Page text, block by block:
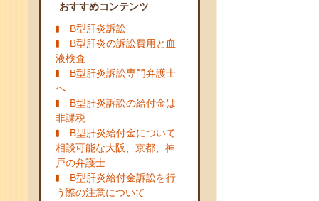
おすすめコンテンツ
B型肝炎訴訟
B型肝炎の訴訟費用と血
液検査
B型肝炎訴訟専門弁護士
へ
B型肝炎訴訟の給付金は
非課税
B型肝炎給付金について
相談可能な大阪、京都、神
戸の弁護士
B型肝炎給付金訴訟を行
う際の注意について